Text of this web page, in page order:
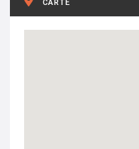
CARTE